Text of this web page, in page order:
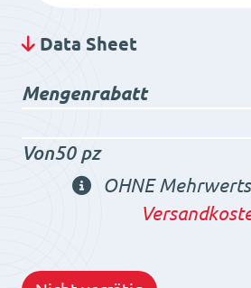
Data Sheet
Mengenrabatt
Von50 pz
OHNE